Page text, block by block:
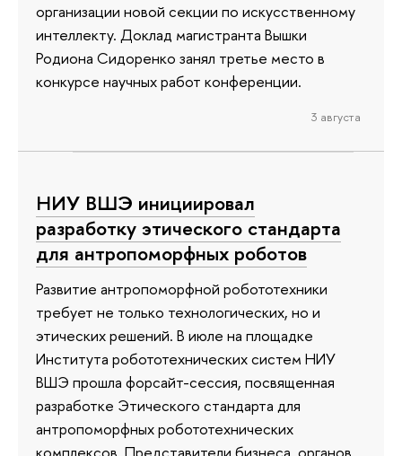
организации новой секции по искусственному
интеллекту. Доклад магистранта Вышки
Родиона Сидоренко занял третье место в
конкурсе научных работ конференции.
3 августа
НИУ ВШЭ инициировал
разработку этического стандарта
для антропоморфных роботов
Развитие антропоморфной робототехники
требует не только технологических, но и
этических решений. В июле на площадке
Института робототехнических систем НИУ
ВШЭ прошла форсайт-сессия, посвященная
разработке Этического стандарта для
антропоморфных робототехнических